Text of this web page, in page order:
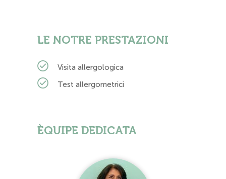
LE NOTRE PRESTAZIONI
Visita allergologica
Test allergometrici
ÈQUIPE DEDICATA